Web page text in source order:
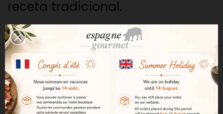
receta tradicional.
Una textura fundente y granulosa
El turrón de Jijona se distingue
por su textura tierna y
ligeramente granulosa, con
trocitos de almendra.